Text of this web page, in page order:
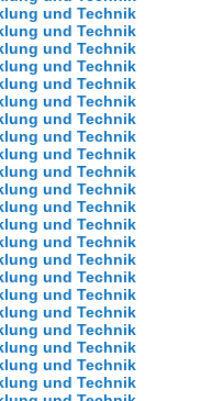
und Technik
und Technik
und Technik
und Technik
und Technik
und Technik
und Technik
und Technik
und Technik
und Technik
und Technik
und Technik
und Technik
und Technik
und Technik
und Technik
und Technik
und Technik
und Technik
und Technik
und Technik
und Technik